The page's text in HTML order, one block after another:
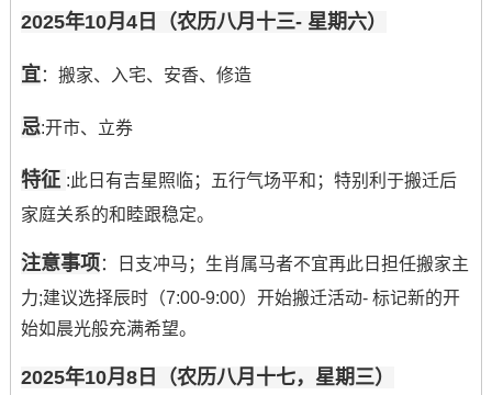
2025年10月4日（农历八月十三- 星期六）
宜：搬家、入宅、安香、修造
忌:开市、立券
特征 :此日有吉星照临；五行气场平和；特别利于搬迁后
家庭关系的和睦跟稳定。
注意事项 ：日支冲马；生肖属马者不宜再此日担任搬家主
力;建议选择辰时（7:00-9:00）开始搬迁活动- 标记新的开
始如晨光般充满希望。
2025年10月8日（农历八月十七，星期三）